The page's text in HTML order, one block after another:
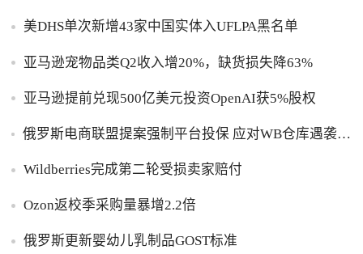
美DHS单次新增43家中国实体入UFLPA黑名单
亚马逊宠物品类Q2收入增20%，缺货损失降63%
亚马逊提前兑现500亿美元投资OpenAI获5%股权
俄罗斯电商联盟提案强制平台投保 应对WB仓库遇袭卖
Wildberries完成第二轮受损卖家赔付
Ozon返校季采购量暴增2.2倍
俄罗斯更新婴幼儿乳制品GOST标准